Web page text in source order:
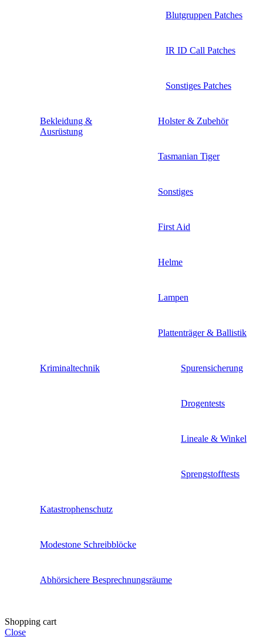
Blutgruppen Patches
IR ID Call Patches
Sonstiges Patches
Bekleidung &
Ausrüstung
Holster & Zubehör
Tasmanian Tiger
Sonstiges
First Aid
Helme
Lampen
Plattenträger & Ballistik
Kriminaltechnik Spurensicherung
Drogentests
Lineale & Winkel
Sprengstofftests
Katastrophenschutz
Modestone Schreibblöcke
Abhörsichere Besprechnungsräume
Shopping cart
Close